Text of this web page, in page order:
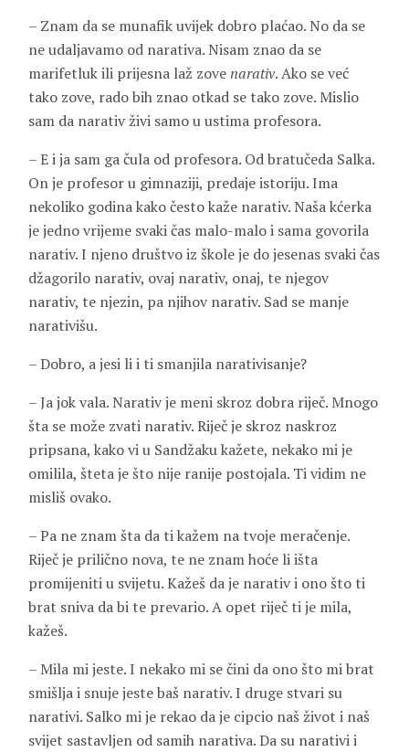
– Znam da se munafik uvijek dobro plaćao. No da se
ne udaljavamo od narativa. Nisam znao da se
marifetluk ili prijesna laž zovenarativ. Ako se već
tako zove, rado bih znao otkad se tako zove. Mislio
sam da narativ živi samo u ustima profesora.
– E i ja sam ga čula od profesora. Od bratučeda Salka.
On je profesor u gimnaziji, predaje istoriju. Ima
nekoliko godina kako često kaže narativ. Naša kćerka
je jedno vrijeme svaki čas malo-malo i sama govorila
narativ. I njeno društvo iz škole je do jesenas svaki čas
džagorilo narativ, ovaj narativ, onaj, te njegov
narativ, te njezin, pa njihov narativ. Sad se manje
narativišu.
– Dobro, a jesi li i ti smanjila narativisanje?
– Ja jok vala. Narativ je meni skroz dobra riječ. Mnogo
šta se može zvati narativ. Riječ je skroz naskroz
pripsana, kako vi u Sandžaku kažete, nekako mi je
omilila, šteta je što nije ranije postojala. Ti vidim ne
misliš ovako.
– Pa ne znam šta da ti kažem na tvoje meračenje.
Riječ je prilično nova, te ne znam hoće li išta
promijeniti u svijetu. Kažeš da je narativ i ono što ti
brat sniva da bi te prevario. A opet riječ ti je mila,
kažeš.
– Mila mi jeste. I nekako mi se čini da ono što mi brat
smišlja i snuje jeste baš narativ. I druge stvari su
narativi. Salko mi je rekao da je cipcio naš život i naš
svijet sastavljen od samih narativa. Da su narativi i